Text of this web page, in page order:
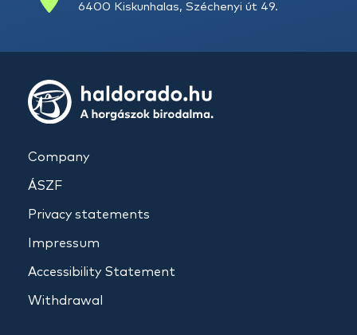
6400 Kiskunhalas, Széchenyi út 49.
Company
ÁSZF
Privacy statements
Impressum
Accessibility Statement
Withdrawal